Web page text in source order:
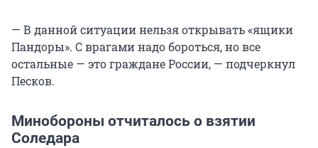
— В данной ситуации нельзя открывать «ящики
Пандоры». С врагами надо бороться, но все
остальные — это граждане России, — подчеркнул
Песков.
Минобороны отчиталось о взятии
Соледара